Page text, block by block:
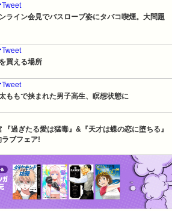
ライン会見でバスローブ姿にタバコ喫煙。大問題
買える場所
ももで挟まれた男子高生、瞑想状態に
過ぎたる愛は猛毒』&『天才は蝶の恋に堕ちる』
ブフェア!